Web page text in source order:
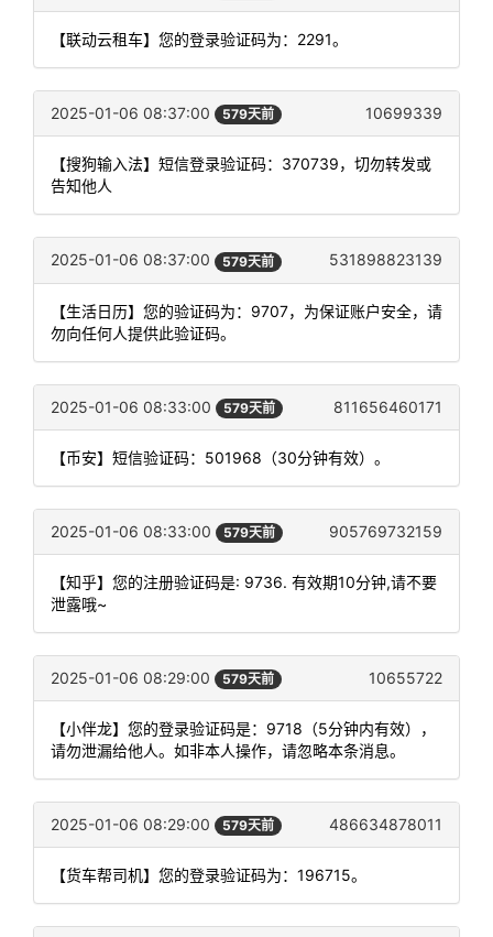
【联动云租车】您的登录验证码为：2291。
2025-01-06 08:37:00 579天前 10699339
【搜狗输入法】短信登录验证码：370739，切勿转发或
告知他人
2025-01-06 08:37:00 579天前 531898823139
【生活日历】您的验证码为：9707，为保证账户安全，请
勿向任何人提供此验证码。
2025-01-06 08:33:00 579天前 811656460171
【币安】短信验证码：501968（30分钟有效）。
2025-01-06 08:33:00 579天前 905769732159
【知乎】您的注册验证码是: 9736. 有效期10分钟,请不要
泄露哦~
2025-01-06 08:29:00 579天前 10655722
【小伴龙】您的登录验证码是：9718（5分钟内有效），
请勿泄漏给他人。如非本人操作，请忽略本条消息。
2025-01-06 08:29:00 579天前 486634878011
【货车帮司机】您的登录验证码为：196715。